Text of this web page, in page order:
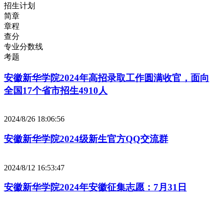
招生计划
简章
章程
查分
专业分数线
考题
安徽新华学院2024年高招录取工作圆满收官，面向
全国17个省市招生4910人
2024/8/26 18:06:56
安徽新华学院2024级新生官方QQ交流群
2024/8/12 16:53:47
安徽新华学院2024年安徽征集志愿：7月31日